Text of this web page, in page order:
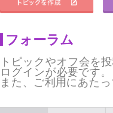
フォーラム
トピックやオフ会を
ログインが必要です。
また、ご利用にあた